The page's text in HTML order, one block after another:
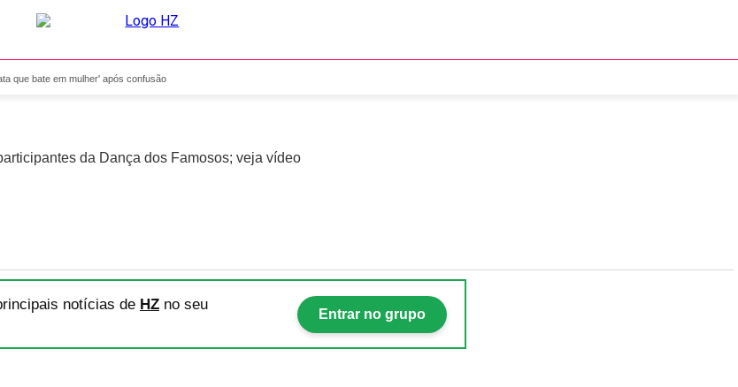
que bate em mulher' após confusãode 'psicopata que bate em mulher' após
da Dança dos Famosos; veja vídeo
notícias de HZ no seu
Entrar no grupo